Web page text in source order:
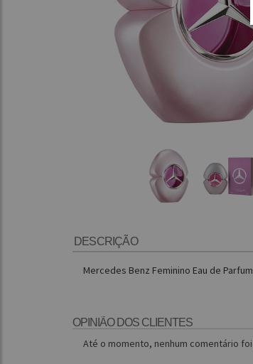
DESCRIÇÃO
Mercedes Benz Feminino Eau de Parfum
OPINIÃO DOS CLIENTES
Até o momento, nenhum comentário